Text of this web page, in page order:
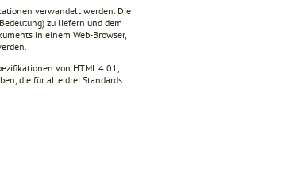
verwandelt werden. Die
zu liefern und dem
in einem Web-Browser,
von HTML 4.01,
die für alle drei Standards